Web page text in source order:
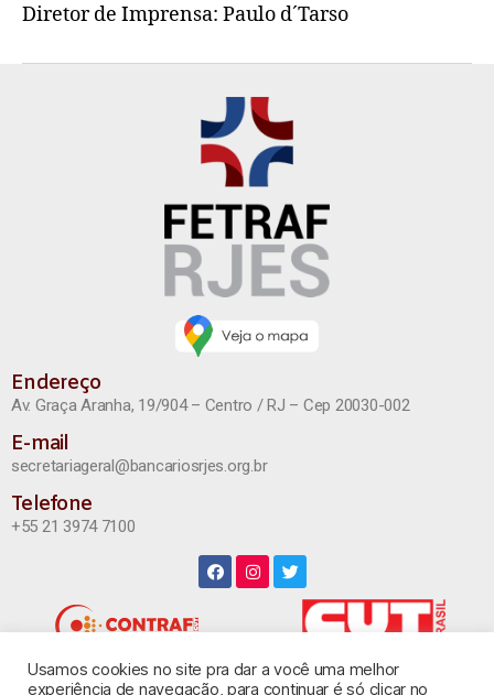
Diretor de Imprensa: Paulo d´Tarso
Endereço
Av. Graça Aranha, 19/904 – Centro / RJ – Cep 20030-002
E-mail
secretariageral@bancariosrjes.org.br
Telefone
+55 21 3974 7100
INSTAGRAM
Usamos cookies no site pra dar a você uma melhor
experiência de navegação, para continuar é só clicar no